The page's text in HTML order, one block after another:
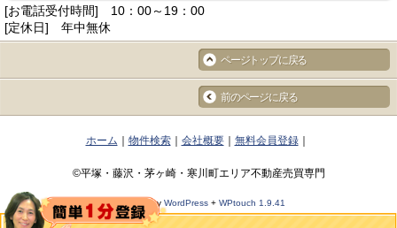
[お電話受付時間] 10：00～19：00
[定休日] 年中無休
ページトップに戻る
前のページに戻る
ホーム 物件検索 会社概要 無料会員登録
©平塚・藤沢・茅ヶ崎・寒川町エリア不動産売買専門
Powered by WordPress+ WPtouch 1.9.41